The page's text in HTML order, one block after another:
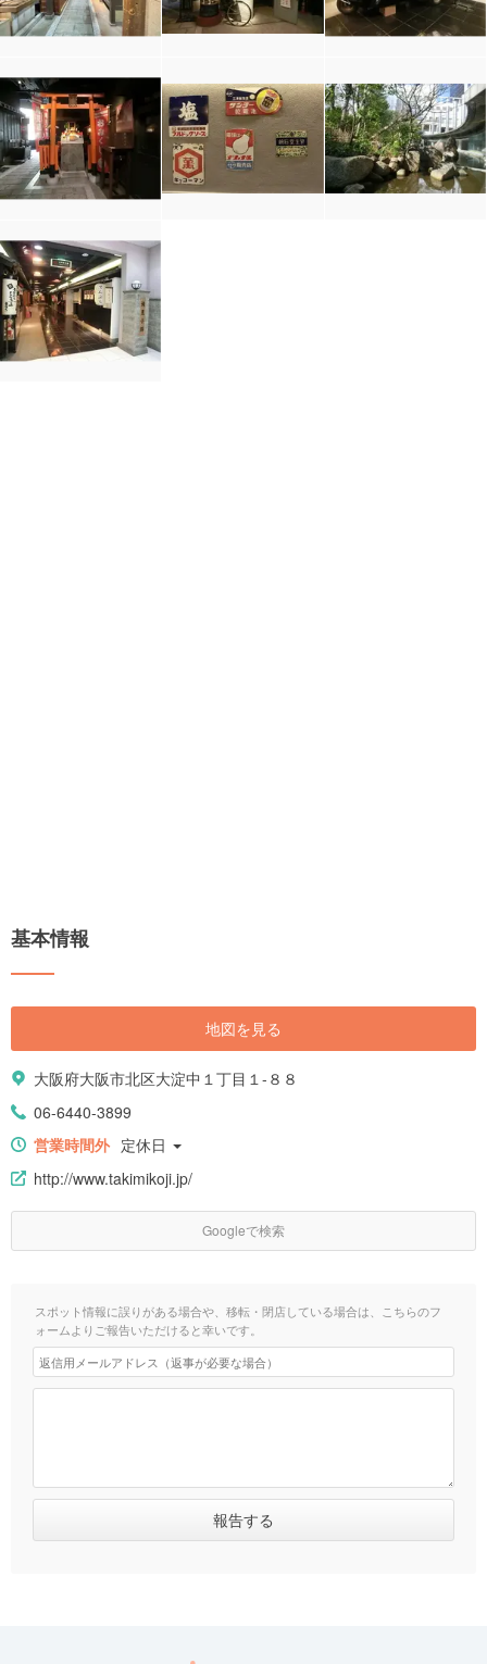
基本情報
地図を見る
大阪府大阪市北区大淀中１丁目１-８８
06-6440-3899
営業時間外 定休日
http://www.takimikoji.jp/
Googleで検索
スポット情報に誤りがある場合や、移転・閉店している場合は、こちらのフ
ォームよりご報告いただけると幸いです。